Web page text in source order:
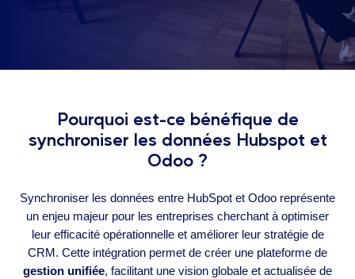
Pourquoi est-ce bénéfique de
synchroniser les données Hubspot et
Odoo ?
Synchroniser les données entre HubSpot et Odoo représente
un enjeu majeur pour les entreprises cherchant à optimiser
leur efficacité opérationnelle et améliorer leur stratégie de
CRM. Cette intégration permet de créer une plateforme de
gestion unifiée, facilitant une vision globale et actualisée de